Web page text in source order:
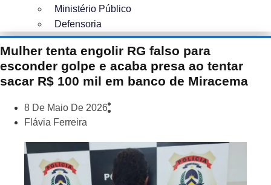
Ministério Público
Defensoria
Mulher tenta engolir RG falso para
esconder golpe e acaba presa ao tentar
sacar R$ 100 mil em banco de Miracema
8 De Maio De 2026
Flávia Ferreira